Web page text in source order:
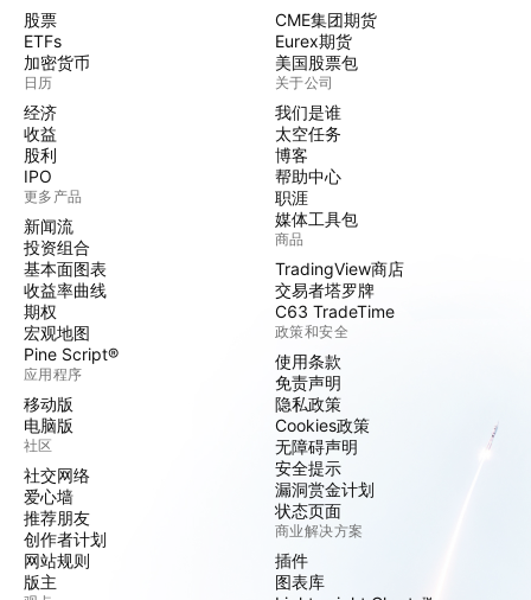
股票
ETFs
加密货币
日历
经济
收益
股利
IPO
更多产品
新闻流
投资组合
基本面图表
收益率曲线
期权
宏观地图
Pine Script®
应用程序
移动版
电脑版
社区
社交网络
爱心墙
推荐朋友
创作者计划
网站规则
版主
CME集团期货
Eurex期货
美国股票包
关于公司
我们是谁
太空任务
博客
帮助中心
职涯
媒体工具包
商品
TradingView商店
交易者塔罗牌
C63 TradeTime
政策和安全
使用条款
免责声明
隐私政策
Cookies政策
无障碍声明
安全提示
漏洞赏金计划
状态页面
商业解决方案
插件
图表库